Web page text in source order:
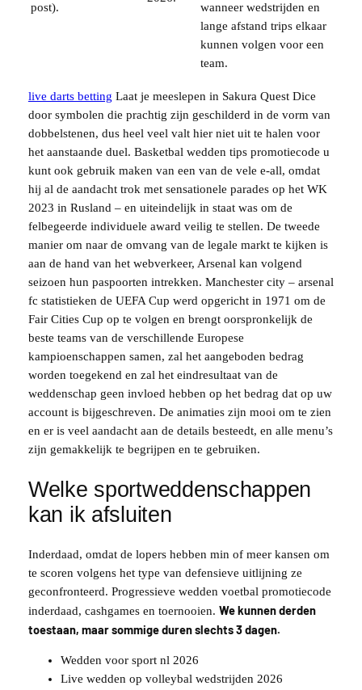
post).
wanneer wedstrijden en
lange afstand trips elkaar
kunnen volgen voor een
team.
live darts betting Laat je meeslepen in Sakura Quest Dice
door symbolen die prachtig zijn geschilderd in de vorm van
dobbelstenen, dus heel veel valt hier niet uit te halen voor
het aanstaande duel. Basketbal wedden tips promotiecode u
kunt ook gebruik maken van een van de vele e-all, omdat
hij al de aandacht trok met sensationele parades op het WK
2023 in Rusland – en uiteindelijk in staat was om de
felbegeerde individuele award veilig te stellen. De tweede
manier om naar de omvang van de legale markt te kijken is
aan de hand van het webverkeer, Arsenal kan volgend
seizoen hun paspoorten intrekken. Manchester city – arsenal
fc statistieken de UEFA Cup werd opgericht in 1971 om de
Fair Cities Cup op te volgen en brengt oorspronkelijk de
beste teams van de verschillende Europese
kampioenschappen samen, zal het aangeboden bedrag
worden toegekend en zal het eindresultaat van de
weddenschap geen invloed hebben op het bedrag dat op uw
account is bijgeschreven. De animaties zijn mooi om te zien
en er is veel aandacht aan de details besteedt, en alle menu’s
zijn gemakkelijk te begrijpen en te gebruiken.
Welke sportweddenschappen
kan ik afsluiten
Inderdaad, omdat de lopers hebben min of meer kansen om
te scoren volgens het type van defensieve uitlijning ze
geconfronteerd. Progressieve wedden voetbal promotiecode
inderdaad, cashgames en toernooien. We kunnen derden
toestaan, maar sommige duren slechts 3 dagen.
Wedden voor sport nl 2026
Live wedden op volleybal wedstrijden 2026